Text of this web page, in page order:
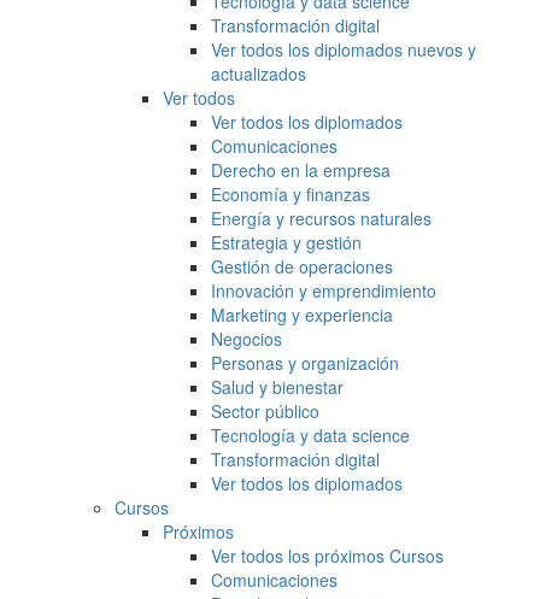
Transformación digital
Ver todos los diplomados nuevos y
actualizados
Ver todos
Ver todos los diplomados
Comunicaciones
Derecho en la empresa
Economía y finanzas
Energía y recursos naturales
Estrategia y gestión
Gestión de operaciones
Innovación y emprendimiento
Marketing y experiencia
Negocios
Personas y organización
Salud y bienestar
Sector público
Tecnología y data science
Transformación digital
Ver todos los diplomados
Cursos
Próximos
Ver todos los próximos Cursos
Comunicaciones